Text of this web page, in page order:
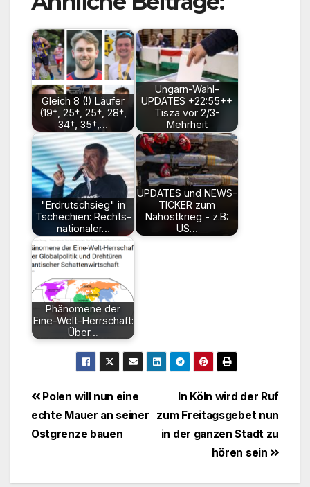
Gleich 8 (!) Läufer
(19†, 25†, 25†, 28†,
34†, 35†,…
Ungarn-Wahl-
UPDATES +22:55++
Tisza vor 2/3-
Mehrheit
"Erdrutschsieg" in
Tschechien: Rechts-
nationaler…
UPDATES und NEWS-
TICKER zum
Nahostkrieg - z.B:
US…
Phänomene der
Eine-Welt-Herrschaft:
Über…
BeitragsnavigationIn Köln wird der Ruf
zum Freitagsgebet nun
in der ganzen Stadt zu
hören sein
Polen will nun eine
echte Mauer an seiner
Ostgrenze bauen